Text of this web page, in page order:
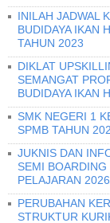
INILAH JADWAL
BUDIDAYA IKAN
TAHUN 2023
DIKLAT
SEMANGAT
BUDIDAYA IKAN
SMK NEGERI 1
SPMB TAHUN
JUKNIS DAN
SEMI BOARDING
PELAJARAN
PERUBAHAN
STRUKTUR